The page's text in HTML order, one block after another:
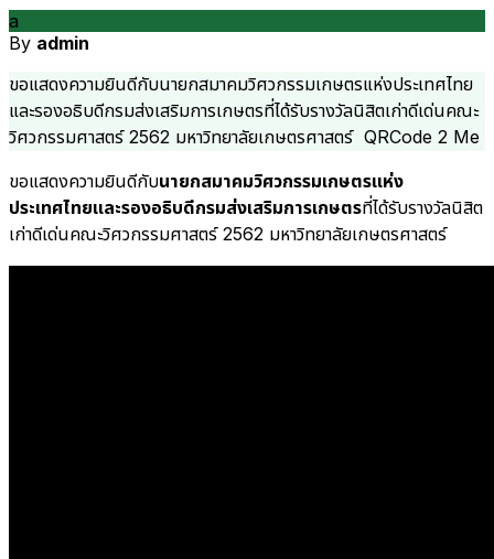
a
By admin
ขอแสดงความยินดีกับนายกสมาคมวิศวกรรมเกษตรแห่งประเทศไทย
และรองอธิบดีกรมส่งเสริมการเกษตรที่ได้รับรางวัลนิสิตเก่าดีเด่นคณะ
วิศวกรรมศาสตร์ 2562 มหาวิทยาลัยเกษตรศาสตร์ QRCode 2 Me
ขอแสดงความยินดีกับนายกสมาคมวิศวกรรมเกษตรแห่ง
ประเทศไทยและรองอธิบดีกรมส่งเสริมการเกษตรที่ได้รับรางวัลนิสิต
เก่าดีเด่นคณะวิศวกรรมศาสตร์ 2562 มหาวิทยาลัยเกษตรศาสตร์